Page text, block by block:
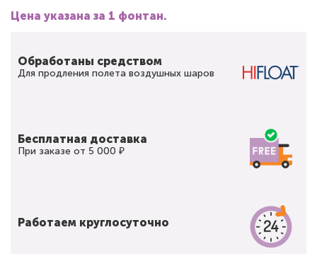
Цена указана за 1 фонтан.
Обработаны средством
Для продления полета воздушных шаров
Бесплатная доставка
При заказе от 5 000 ₽
Работаем круглосуточно